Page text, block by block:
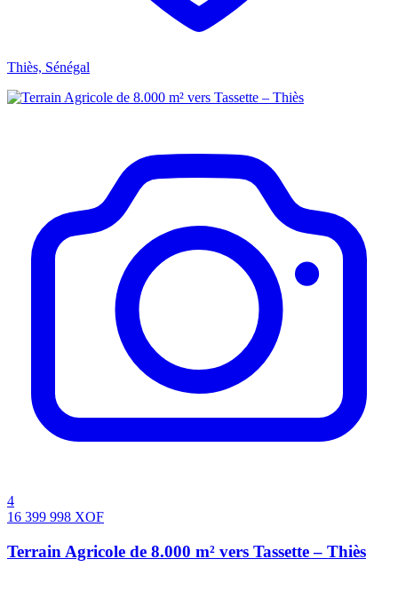
Thiès, Sénégal
4
16 399 998 XOF
Terrain Agricole de 8.000 m² vers Tassette – Thiès